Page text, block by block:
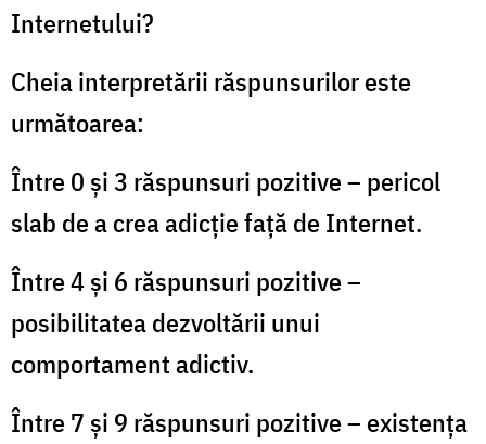
Internetului?
Cheia interpretării răspunsurilor este
următoarea:
Între 0 şi 3 răspunsuri pozitive – pericol
slab de a crea adicţie faţă de Internet.
Între 4 şi 6 răspunsuri pozitive –
posibilitatea dezvoltării unui
comportament adictiv.
Între 7 şi 9 răspunsuri pozitive – existența